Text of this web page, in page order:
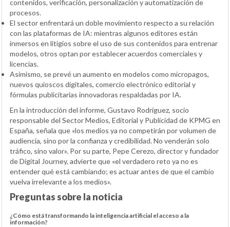
contenidos, verificación, personalización y automatización de
procesos.
El sector enfrentará un doble movimiento respecto a su relación
con las plataformas de IA: mientras algunos editores están
inmersos en litigios sobre el uso de sus contenidos para entrenar
modelos, otros optan por establecer acuerdos comerciales y
licencias.
Asimismo, se prevé un aumento en modelos como micropagos,
nuevos quioscos digitales, comercio electrónico editorial y
fórmulas publicitarias innovadoras respaldadas por IA.
En la introducción del informe, Gustavo Rodríguez, socio
responsable del Sector Medios, Editorial y Publicidad de KPMG en
España, señala que «los medios ya no competirán por volumen de
audiencia, sino por la confianza y credibilidad. No venderán solo
tráfico, sino valor». Por su parte, Pepe Cerezo, director y fundador
de Digital Journey, advierte que «el verdadero reto ya no es
entender qué está cambiando; es actuar antes de que el cambio
vuelva irrelevante a los medios».
Preguntas sobre la noticia
¿Cómo está transformando la inteligencia artificial el acceso a la
información?